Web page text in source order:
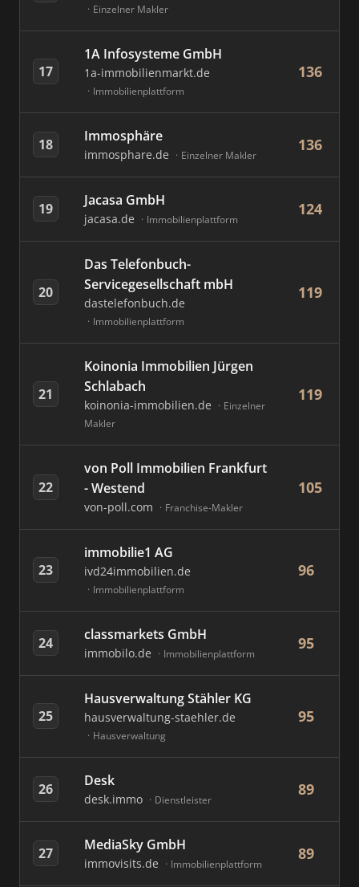
Einzelner Makler
17
1A Infosysteme GmbH
1a-immobilienmarkt.de
Immobilienplattform
136
18 Immosphäre
immosphare.de Einzelner Makler
136
19 Jacasa GmbH
jacasa.de Immobilienplattform
124
20
Das Telefonbuch-
Servicegesellschaft mbH
dastelefonbuch.de
Immobilienplattform
119
21
Koinonia Immobilien Jürgen
Schlabach
koinonia-immobilien.de
Einzelner
Makler
119
22
von Poll Immobilien Frankfurt
- Westend
von-poll.com Franchise-Makler
105
23
immobilie1 AG
ivd24immobilien.de
Immobilienplattform
96
24 classmarkets GmbH
immobilo.de Immobilienplattform
95
25
Hausverwaltung Stähler KG
hausverwaltung-staehler.de
Hausverwaltung
95
26 Desk
desk.immo Dienstleister
89
27 MediaSky GmbH
immovisits.de Immobilienplattform
89